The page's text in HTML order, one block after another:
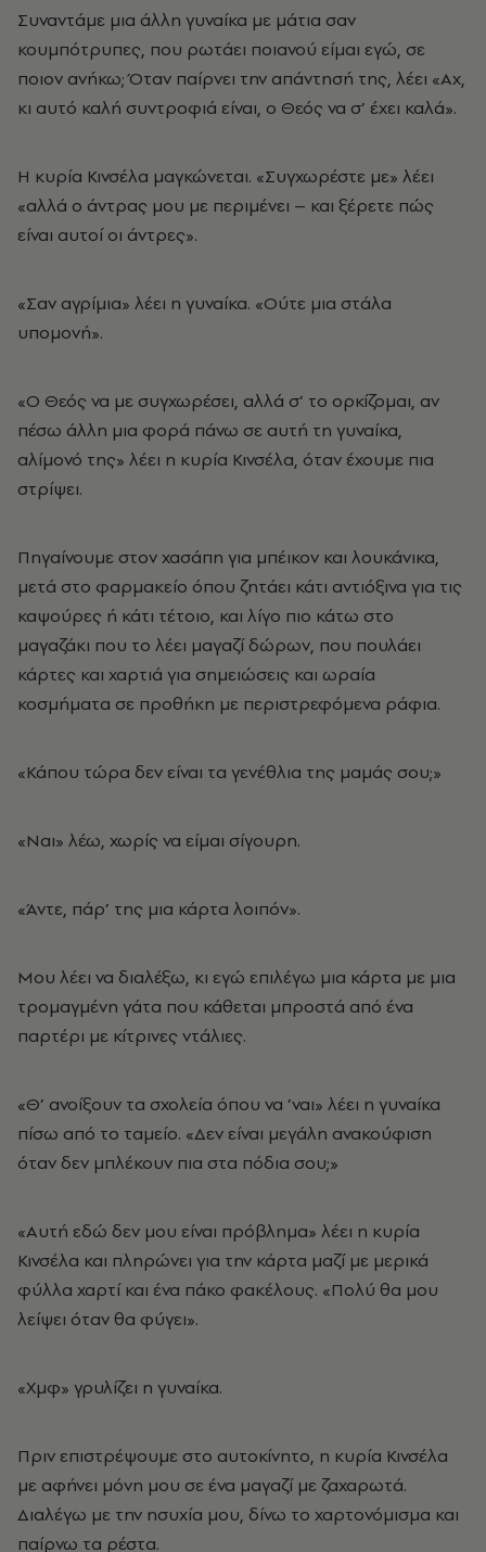
Συναντάμε μια άλλη γυναίκα με μάτια σαν
κουμπότρυπες, που ρωτάει ποιανού είμαι εγώ, σε
ποιον ανήκω; Όταν παίρνει την απάντησή της, λέει «Αχ,
κι αυτό καλή συντροφιά είναι, ο Θεός να σ’ έχει καλά».
Η κυρία Κινσέλα μαγκώνεται. «Συγχωρέστε με» λέει
«αλλά ο άντρας μου με περιμένει – και ξέρετε πώς
είναι αυτοί οι άντρες».
«Σαν αγρίμια» λέει η γυναίκα. «Ούτε μια στάλα
υπομονή».
«Ο Θεός να με συγχωρέσει, αλλά σ’ το ορκίζομαι, αν
πέσω άλλη μια φορά πάνω σε αυτή τη γυναίκα,
αλίμονό της» λέει η κυρία Κινσέλα, όταν έχουμε πια
στρίψει.
Πηγαίνουμε στον χασάπη για μπέικον και λουκάνικα,
μετά στο φαρμακείο όπου ζητάει κάτι αντιόξινα για τις
καψούρες ή κάτι τέτοιο, και λίγο πιο κάτω στο
μαγαζάκι που το λέει μαγαζί δώρων, που πουλάει
κάρτες και χαρτιά για σημειώσεις και ωραία
κοσμήματα σε προθήκη με περιστρεφόμενα ράφια.
«Κάπου τώρα δεν είναι τα γενέθλια της μαμάς σου;»
«Ναι» λέω, χωρίς να είμαι σίγουρη.
«Άντε, πάρ’ της μια κάρτα λοιπόν».
Μου λέει να διαλέξω, κι εγώ επιλέγω μια κάρτα με μια
τρομαγμένη γάτα που κάθεται μπροστά από ένα
παρτέρι με κίτρινες ντάλιες.
«Θ’ ανοίξουν τα σχολεία όπου να ’ναι» λέει η γυναίκα
πίσω από το ταμείο. «Δεν είναι μεγάλη ανακούφιση
όταν δεν μπλέκουν πια στα πόδια σου;»
«Αυτή εδώ δεν μου είναι πρόβλημα» λέει η κυρία
Κινσέλα και πληρώνει για την κάρτα μαζί με μερικά
φύλλα χαρτί και ένα πάκο φακέλους. «Πολύ θα μου
λείψει όταν θα φύγει».
«Χμφ» γρυλίζει η γυναίκα.
Πριν επιστρέψουμε στο αυτοκίνητο, η κυρία Κινσέλα
με αφήνει μόνη μου σε ένα μαγαζί με ζαχαρωτά.
Διαλέγω με την ησυχία μου, δίνω το χαρτονόμισμα και
παίρνω τα ρέστα.